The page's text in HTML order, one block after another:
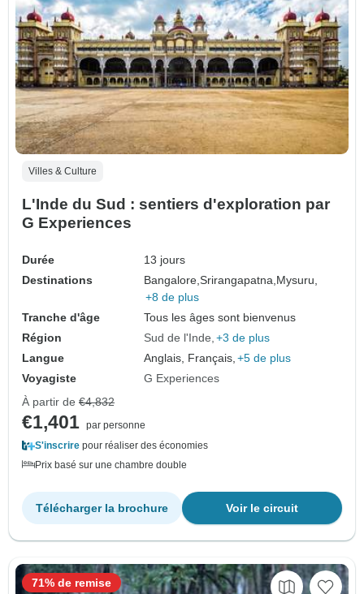
Villes & Culture
L'Inde du Sud : sentiers d'exploration par
G Experiences
Durée
13 jours
Destinations
Bangalore,Srirangapatna,Mysuru,
+8 de plus
Tranche d'âge
Tous les âges sont bienvenus
Région
Sud de l'Inde +3 de plus
Langue
Anglais, Français, +5 de plus
Voyagiste
G Experiences
À partir de €4,832
€1,401 par personne
S'inscrire pour réaliser des économies
Prix basé sur une chambre double
Voir le circuit
Télécharger la brochure
71% de remise